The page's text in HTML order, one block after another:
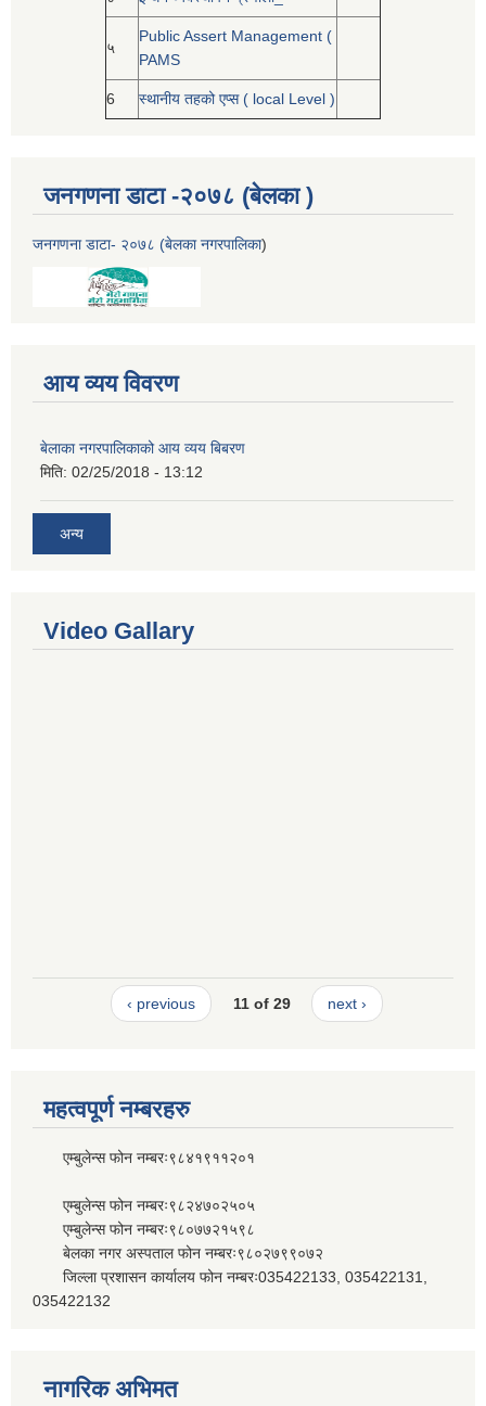
५
Public Assert Management (
PAMS
6 स्थानीय तहको एप्स ( local Level )
जनगणना डाटा -२०७८ (बेलका )
जनगणना डाटा- २०७८ (बेलका नगरपालिका)
आय व्यय विवरण
बेलाका नगरपालिकाको आय व्यय बिबरण
मिति: 02/25/2018 - 13:12
अन्य
Video Gallary
‹ previous 11 of 29 next ›
महत्वपूर्ण नम्बरहरु
एम्बुलेन्स फोन नम्बरः९८४१९११२०१
एम्बुलेन्स फोन नम्बरः९८२४७०२५०५
एम्बुलेन्स फोन नम्बरः९८०७७२१५९८
बेलका नगर अस्पताल फोन नम्बरः९८०२७९९०७२
जिल्ला प्रशासन कार्यालय फोन नम्बरः035422133, 035422131,
035422132
नागरिक अभिमत